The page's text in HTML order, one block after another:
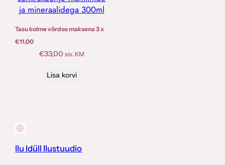
ja mineraalidega 300ml
Tasu kolme võrdse maksena 3 x
€11,00
€33,00 sis. KM
Lisa korvi
Ilu Idüll Ilustuudio